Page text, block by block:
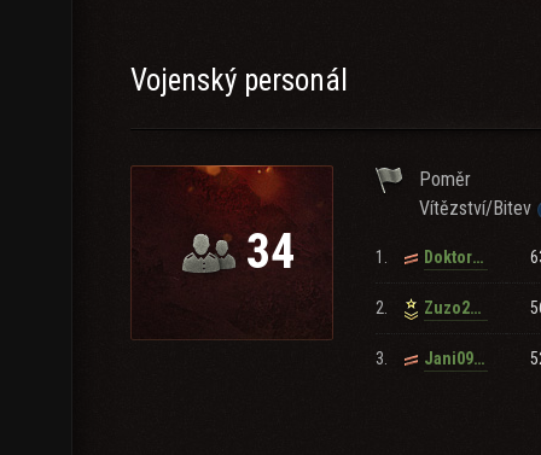
Vojenský personál
34
Poměr
Vítězství/Bitev
1. Doktor01_2022
2. Zuzo2528
3. Jani0910